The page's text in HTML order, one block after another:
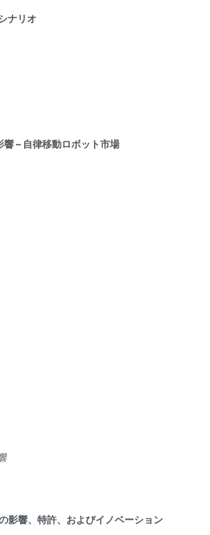
ナリオ
– 自律移動ロボット市場
影響、特許、およびイノベーション